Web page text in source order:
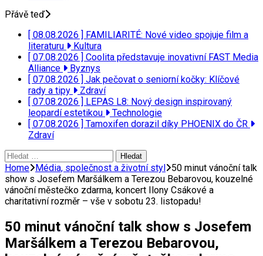
Přávě teď
[ 08.08.2026 ] FAMILIARITÉ: Nové video spojuje film a
literaturu
Kultura
[ 07.08.2026 ] Coolita představuje inovativní FAST Media
Alliance
Byznys
[ 07.08.2026 ] Jak pečovat o seniorní kočky: Klíčové
rady a tipy
Zdraví
[ 07.08.2026 ] LEPAS L8: Nový design inspirovaný
leopardí estetikou
Technologie
[ 07.08.2026 ] Tamoxifen dorazil díky PHOENIX do ČR
Zdraví
Vyhledávání
Home Média, společnost a životní styl 50 minut vánoční talk
show s Josefem Maršálkem a Terezou Bebarovou, kouzelné
vánoční městečko zdarma, koncert Ilony Csákové a
charitativní rozměr – vše v sobotu 23. listopadu!
50 minut vánoční talk show s Josefem
Maršálkem a Terezou Bebarovou,